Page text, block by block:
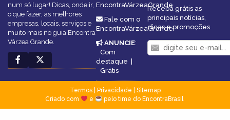
num só lugar! Dicas, onde ir,
o que fazer, as melhores
empresas, locais, serviços e
muito mais no guia Encontra
Várzea Grande.
EncontraVárzeaGrande
Fale com o
EncontraVárzeaGrande
ANUNCIE:
Com
destaque |
Grátis
Receba grátis as
principais notícias,
dicas e promoções
Termos| Privacidade
Sitemap
Criado com
e pelo time do EncontraBrasil